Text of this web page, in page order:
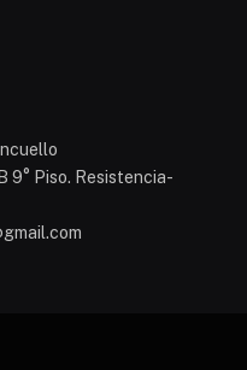
9° Piso. Resistencia-